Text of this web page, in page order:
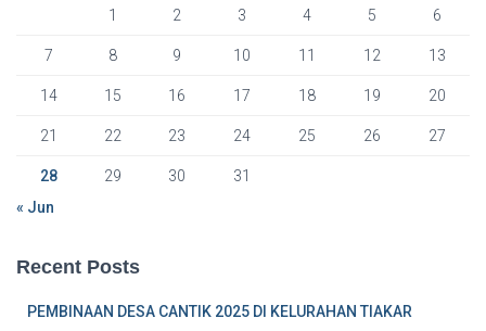
1 2 3 4 5 6
7 8 9 10 11 12 13
14 15 16 17 18 19 20
21 22 23 24 25 26 27
28 29 30
31
« Jun
Recent Posts
PEMBINAAN DESA CANTIK 2025 DI KELURAHAN TIAKAR